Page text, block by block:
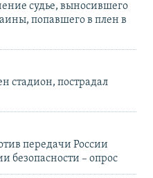
судье, выносившего
попавшего в плен в
стадион, пострадал
передачи России
безопасности – опрос